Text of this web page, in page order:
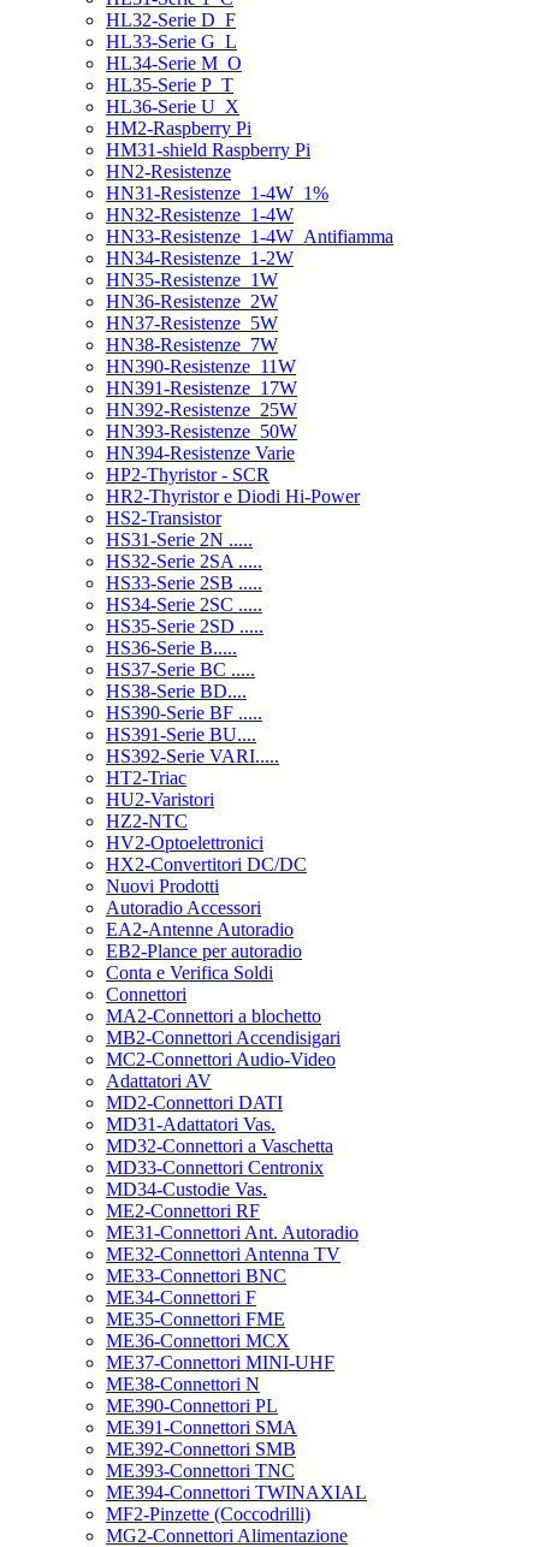
HL32-Serie D_F
HL33-Serie G_L
HL34-Serie M_O
HL35-Serie P_T
HL36-Serie U_X
HM2-Raspberry Pi
HM31-shield Raspberry Pi
HN2-Resistenze
HN31-Resistenze_1-4W_1%
HN32-Resistenze_1-4W
HN33-Resistenze_1-4W_Antifiamma
HN34-Resistenze_1-2W
HN35-Resistenze_1W
HN36-Resistenze_2W
HN37-Resistenze_5W
HN38-Resistenze_7W
HN390-Resistenze_11W
HN391-Resistenze_17W
HN392-Resistenze_25W
HN393-Resistenze_50W
HN394-Resistenze Varie
HP2-Thyristor - SCR
HR2-Thyristor e Diodi Hi-Power
HS2-Transistor
HS31-Serie 2N .....
HS32-Serie 2SA .....
HS33-Serie 2SB .....
HS34-Serie 2SC .....
HS35-Serie 2SD .....
HS36-Serie B.....
HS37-Serie BC .....
HS38-Serie BD....
HS390-Serie BF .....
HS391-Serie BU....
HS392-Serie VARI.....
HT2-Triac
HU2-Varistori
HZ2-NTC
HV2-Optoelettronici
HX2-Convertitori DC/DC
Nuovi Prodotti
Autoradio Accessori
EA2-Antenne Autoradio
EB2-Plance per autoradio
Conta e Verifica Soldi
Connettori
MA2-Connettori a blochetto
MB2-Connettori Accendisigari
MC2-Connettori Audio-Video
Adattatori AV
MD2-Connettori DATI
MD31-Adattatori Vas.
MD32-Connettori a Vaschetta
MD33-Connettori Centronix
MD34-Custodie Vas.
ME2-Connettori RF
ME31-Connettori Ant. Autoradio
ME32-Connettori Antenna TV
ME33-Connettori BNC
ME34-Connettori F
ME35-Connettori FME
ME36-Connettori MCX
ME37-Connettori MINI-UHF
ME38-Connettori N
ME390-Connettori PL
ME391-Connettori SMA
ME392-Connettori SMB
ME393-Connettori TNC
ME394-Connettori TWINAXIAL
MF2-Pinzette (Coccodrilli)
MG2-Connettori Alimentazione